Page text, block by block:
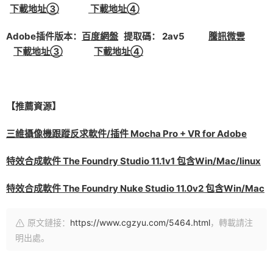
下載地址③
下載地址④
Adobe插件版本： 百度網盤 提取碼： 2av5 騰訊微雲
下載地址③
下載地址④
【推薦資源】
三維攝像機跟蹤反求軟件/插件 Mocha Pro + VR for Adobe
特效合成軟件 The Foundry Studio 11.1v1 包含Win/Mac/linux
特效合成軟件 The Foundry Nuke Studio 11.0v2 包含Win/Mac
原文鏈接： https://www.cgzyu.com/5464.html，轉載請注
明出處。